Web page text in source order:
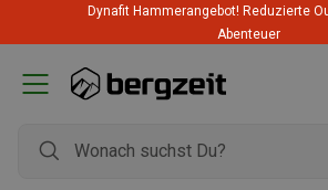
Dynafit Hammerangebot! Reduzierte
Abenteuer